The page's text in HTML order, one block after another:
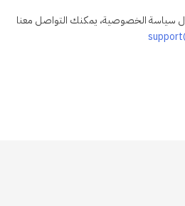
سياسة الخصوصية، يمكنك التواصل معنا